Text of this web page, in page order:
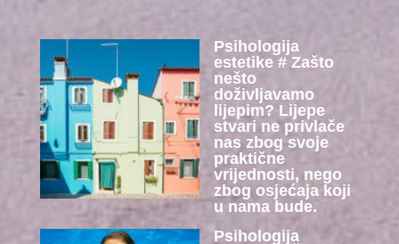
Psihologija
estetike # Zašto
nešto
doživljavamo
lijepim? Lijepe
stvari ne privlače
nas zbog svoje
praktične
vrijednosti, nego
zbog osjećaja koji
u nama bude.
Psihologija